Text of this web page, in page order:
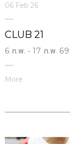
06 Feb 26
CLUB 21
6 ก.พ. - 17 ก.พ. 69
More